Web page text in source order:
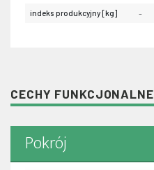
indeks produkcyjny [kg] -
CECHY FUNKCJONALNE
Pokrój